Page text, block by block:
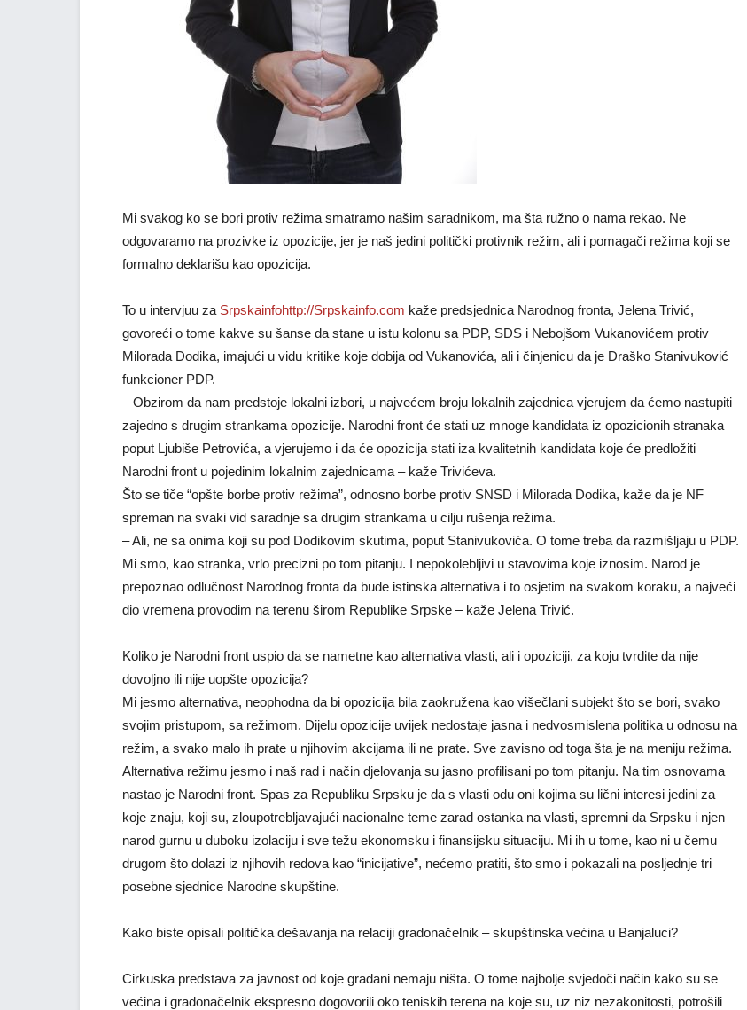
Mi svakog ko se bori protiv režima smatramo našim saradnikom, ma šta ružno o nama rekao. Ne
odgovaramo na prozivke iz opozicije, jer je naš jedini politički protivnik režim, ali i pomagači režima koji se
formalno deklarišu kao opozicija.
To u intervjuu za Srpskainfohttp://Srpskainfo.com kaže predsjednica Narodnog fronta, Jelena Trivić,
govoreći o tome kakve su šanse da stane u istu kolonu sa PDP, SDS i Nebojšom Vukanovićem protiv
Milorada Dodika, imajući u vidu kritike koje dobija od Vukanovića, ali i činjenicu da je Draško Stanivuković
funkcioner PDP.
– Obzirom da nam predstoje lokalni izbori, u najvećem broju lokalnih zajednica vjerujem da ćemo nastupiti
zajedno s drugim strankama opozicije. Narodni front će stati uz mnoge kandidata iz opozicionih stranaka
poput Ljubiše Petrovića, a vjerujemo i da će opozicija stati iza kvalitetnih kandidata koje će predložiti
Narodni front u pojedinim lokalnim zajednicama – kaže Trivićeva.
Što se tiče “opšte borbe protiv režima”, odnosno borbe protiv SNSD i Milorada Dodika, kaže da je NF
spreman na svaki vid saradnje sa drugim strankama u cilju rušenja režima.
– Ali, ne sa onima koji su pod Dodikovim skutima, poput Stanivukovića. O tome treba da razmišljaju u PDP.
Mi smo, kao stranka, vrlo precizni po tom pitanju. I nepokolebljivi u stavovima koje iznosim. Narod je
prepoznao odlučnost Narodnog fronta da bude istinska alternativa i to osjetim na svakom koraku, a najveći
dio vremena provodim na terenu širom Republike Srpske – kaže Jelena Trivić.
Koliko je Narodni front uspio da se nametne kao alternativa vlasti, ali i opoziciji, za koju tvrdite da nije
dovoljno ili nije uopšte opozicija?
Mi jesmo alternativa, neophodna da bi opozicija bila zaokružena kao višečlani subjekt što se bori, svako
svojim pristupom, sa režimom. Dijelu opozicije uvijek nedostaje jasna i nedvosmislena politika u odnosu na
režim, a svako malo ih prate u njihovim akcijama ili ne prate. Sve zavisno od toga šta je na meniju režima.
Alternativa režimu jesmo i naš rad i način djelovanja su jasno profilisani po tom pitanju. Na tim osnovama
nastao je Narodni front. Spas za Republiku Srpsku je da s vlasti odu oni kojima su lični interesi jedini za
koje znaju, koji su, zloupotrebljavajući nacionalne teme zarad ostanka na vlasti, spremni da Srpsku i njen
narod gurnu u duboku izolaciju i sve težu ekonomsku i finansijsku situaciju. Mi ih u tome, kao ni u čemu
drugom što dolazi iz njihovih redova kao “inicijative”, nećemo pratiti, što smo i pokazali na posljednje tri
posebne sjednice Narodne skupštine.
Kako biste opisali politička dešavanja na relaciji gradonačelnik – skupštinska većina u Banjaluci?
Cirkuska predstava za javnost od koje građani nemaju ništa. O tome najbolje svjedoči način kako su se
većina i gradonačelnik ekspresno dogovorili oko teniskih terena na koje su, uz niz nezakonitosti, potrošili